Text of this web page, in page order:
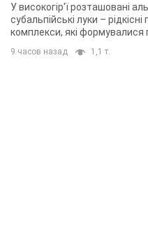
У високогір'ї розташовані
субальпійські луки – рідкісні
комплекси, які формувалися
9 часов назад 1,1 т.